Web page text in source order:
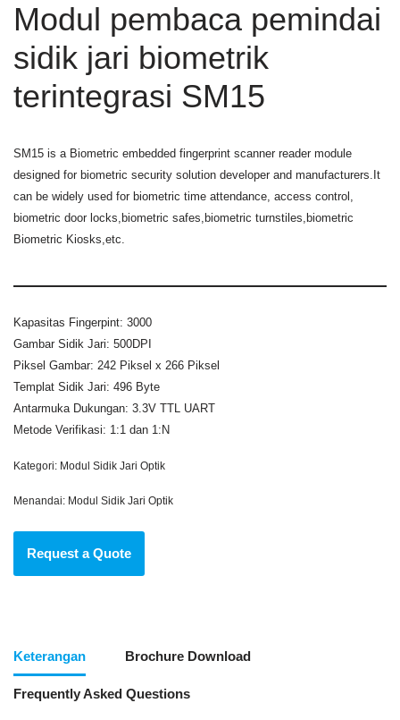
Modul pembaca pemindai
sidik jari biometrik
terintegrasi SM15
SM15 is a Biometric embedded fingerprint scanner reader module
designed for biometric security solution developer and manufacturers.It
can be widely used for biometric time attendance, access control,
biometric door locks,biometric safes,biometric turnstiles,biometric
Biometric Kiosks,etc.
Kapasitas Fingerpint: 3000
Gambar Sidik Jari: 500DPI
Piksel Gambar: 242 Piksel x 266 Piksel
Templat Sidik Jari: 496 Byte
Antarmuka Dukungan: 3.3V TTL UART
Metode Verifikasi: 1:1 dan 1:N
Kategori: Modul Sidik Jari Optik
Menandai: Modul Sidik Jari Optik
Request a Quote
Keterangan Brochure Download
Frequently Asked Questions